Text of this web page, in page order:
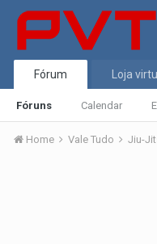
Fórum
Fóruns Calendar
Loja
Home Vale Tudo Jiu-